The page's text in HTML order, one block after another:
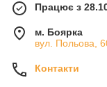
Працює з
м. Боярка
вул. Польова,
Контакти